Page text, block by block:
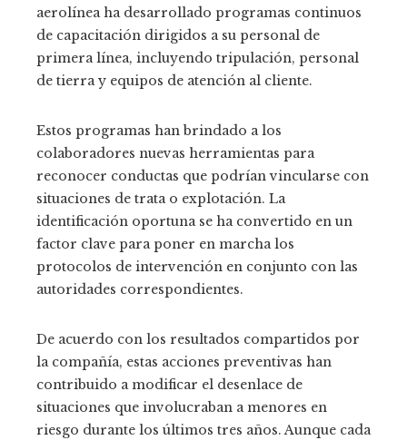
aerolínea ha desarrollado programas continuos
de capacitación dirigidos a su personal de
primera línea, incluyendo tripulación, personal
de tierra y equipos de atención al cliente.
Estos programas han brindado a los
colaboradores nuevas herramientas para
reconocer conductas que podrían vincularse con
situaciones de trata o explotación. La
identificación oportuna se ha convertido en un
factor clave para poner en marcha los
protocolos de intervención en conjunto con las
autoridades correspondientes.
De acuerdo con los resultados compartidos por
la compañía, estas acciones preventivas han
contribuido a modificar el desenlace de
situaciones que involucraban a menores en
riesgo durante los últimos tres años. Aunque cada